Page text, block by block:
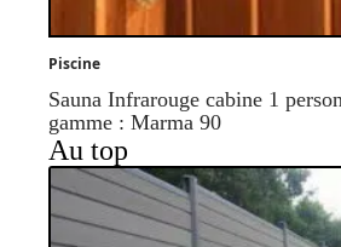
Piscine
Sauna Infrarouge cabine 1
gamme : Marma 90
Au top